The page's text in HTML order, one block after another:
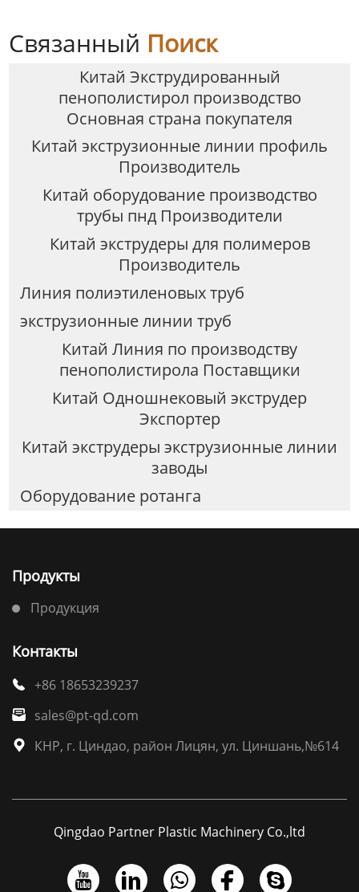
Связанный Поиск
Китай Экструдированный
пенополистирол производство
Основная страна покупателя
Китай экструзионные линии профиль
Производитель
Китай оборудование производство
трубы пнд Производители
Китай экструдеры для полимеров
Производитель
Линия полиэтиленовых труб
экструзионные линии труб
Китай Линия по производству
пенополистирола Поставщики
Китай Одношнековый экструдер
Экспортер
Китай экструдеры экструзионные линии
заводы
Оборудование ротанга
Продукты
Продукция
Контакты
 +86 18653239237
 sales@pt-qd.com
 КНР, г. Циндао, район Лицян, ул. Циншань,№614
Qingdao Partner Plastic Machinery Co.,ltd
    